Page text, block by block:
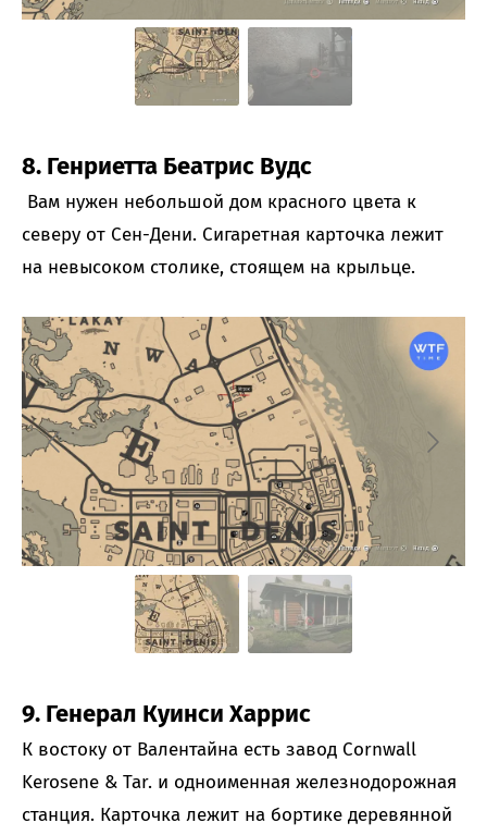
8. Генриетта Беатрис Вудс
Вам нужен небольшой дом красного цвета к
северу от Сен-Дени. Сигаретная карточка лежит
на невысоком столике, стоящем на крыльце.
9. Генерал Куинси Харрис
К востоку от Валентайна есть завод Cornwall
Kerosene & Tar. и одноименная железнодорожная
станция. Карточка лежит на бортике деревянной